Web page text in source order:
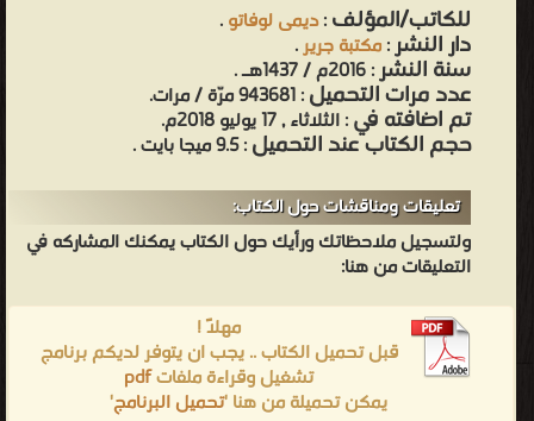
للكاتب/المؤلف:ديمى لوفاتو.
دار النشر:مكتبة جرير.
سنة النشر: 2016م / 1437هـ .
عدد مرات التحميل: 943681 مرّة / مرات.
تم اضافته في: الثلاثاء , 17 يوليو 2018م.
حجم الكتاب عند التحميل: 9.5 ميجا بايت .
تعليقات ومناقشات حول الكتاب:
ولتسجيل ملاحظاتك ورأيك حول الكتاب يمكنك المشاركه في
التعليقات من هنا:
مهلاً !
قبل تحميل الكتاب .. يجب ان يتوفر لديكم برنامج
تشغيل وقراءة ملفاتpdf
يمكن تحميلة من هنا 'تحميل البرنامج'